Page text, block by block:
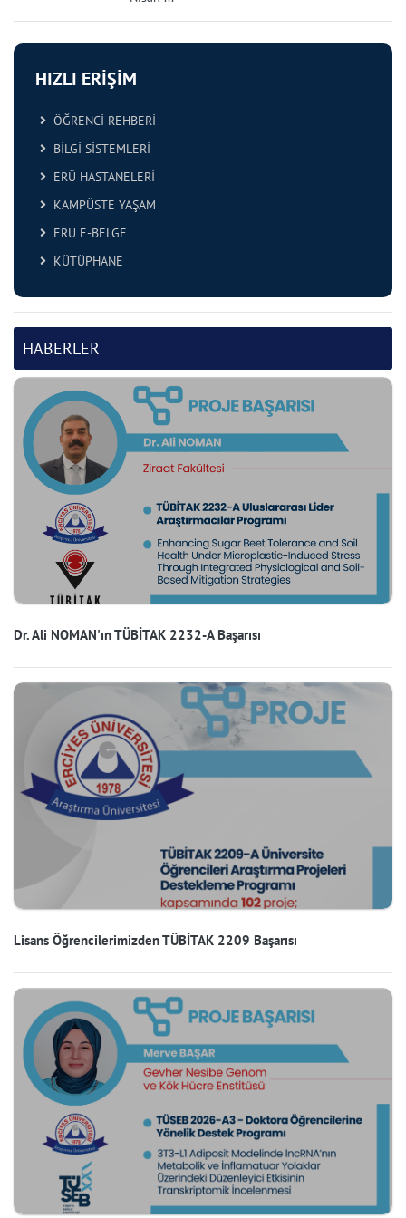
HIZLI ERİŞİM
ÖĞRENCİ REHBERİ
BİLGİ SİSTEMLERİ
ERÜ HASTANELERİ
KAMPÜSTE YAŞAM
ERÜ E-BELGE
KÜTÜPHANE
HABERLER
Dr. Ali NOMAN'ın TÜBİTAK 2232-A Başarısı
Lisans Öğrencilerimizden TÜBİTAK 2209 Başarısı